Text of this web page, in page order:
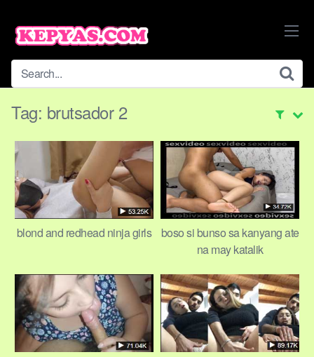
content
Tag: brutsador 2
blond and redhead ninja girls
boso si bunso sa kanyang ate
na may katalik